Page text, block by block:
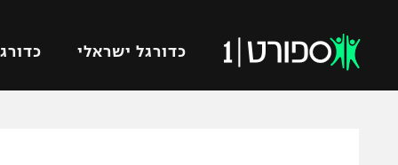
כדורגל ישראלי